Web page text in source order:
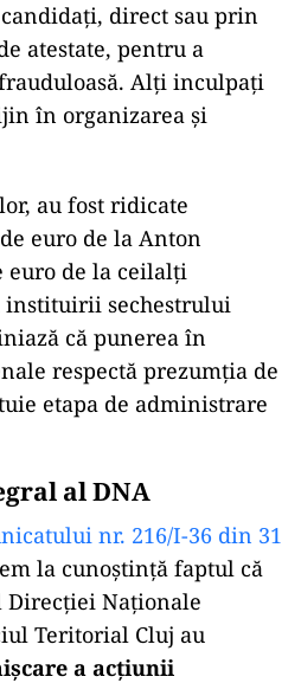
direct sau prin
atestate, pentru a
Alți inculpați
în organizarea și
au fost ridicate
euro de la Anton
euro de la ceilalți
sechestrului
că punerea în
respectă prezumția de
etapa de administrare
al DNA
nr. 216/I-36 din 31
la cunoștință faptul că
Naționale
Teritorial Cluj au
a acțiunii